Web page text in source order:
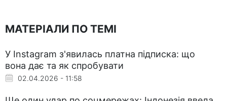
МАТЕРІАЛИ ПО ТЕМІ
У Instagram з'явилась платна підписка: що
вона дає та як спробувати
02.04.2026 - 11:58